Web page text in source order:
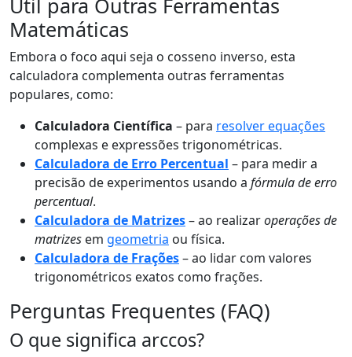
Útil para Outras Ferramentas
Matemáticas
Embora o foco aqui seja o cosseno inverso, esta
calculadora complementa outras ferramentas
populares, como:
Calculadora Científica – para resolver equações
complexas e expressões trigonométricas.
Calculadora de Erro Percentual – para medir a
precisão de experimentos usando a fórmula de erro
percentual.
Calculadora de Matrizes– ao realizaroperações de
matrizes em geometria ou física.
Calculadora de Frações– ao lidar com valores
trigonométricos exatos como frações.
Perguntas Frequentes (FAQ)
O que significa arccos?